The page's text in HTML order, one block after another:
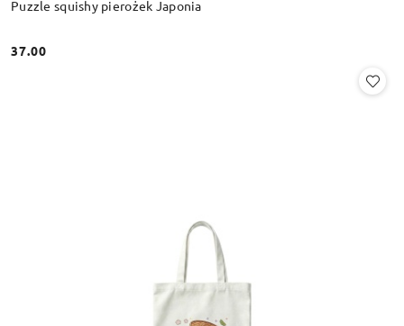
Puzzle squishy pierożek Japonia
Cena:
37.00